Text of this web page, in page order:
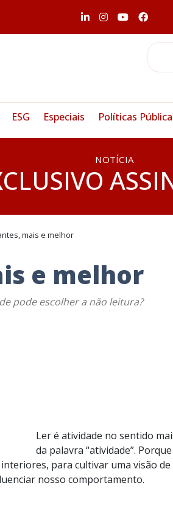
ESG Especiais Políticas
NOTÍCIA
mais e melhor
e melhor
pode escolher a não leitura?
Ler é atividade no sentido
da palavra “atividade”.
para cultivar uma visão
nosso comportamento.